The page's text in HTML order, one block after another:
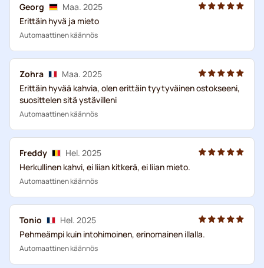
Georg
Maa. 2025
Erittäin hyvä ja mieto
Automaattinen käännös
Zohra
Maa. 2025
Erittäin hyvää kahvia, olen erittäin tyytyväinen ostokseeni,
suosittelen sitä ystävilleni
Automaattinen käännös
Freddy
Hel. 2025
Herkullinen kahvi, ei liian kitkerä, ei liian mieto.
Automaattinen käännös
Tonio
Hel. 2025
Pehmeämpi kuin intohimoinen, erinomainen illalla.
Automaattinen käännös